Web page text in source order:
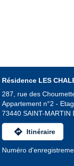
Résidence LES
287, rue des
Appartement n°2 -
73440 SAINT-MARTIN
directions Itinéraire
Numéro